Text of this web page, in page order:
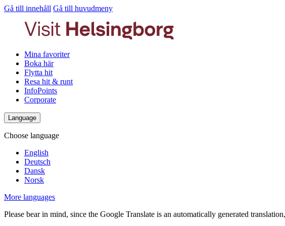
Gå till innehåll Gå till huvudmeny
Mina favoriter
Boka här
Flytta hit
Resa hit & runt
InfoPoints
Corporate
Language
Choose language
English
Deutsch
Dansk
Norsk
More languages
Please bear in mind, since the Google Translate is an automatically generated